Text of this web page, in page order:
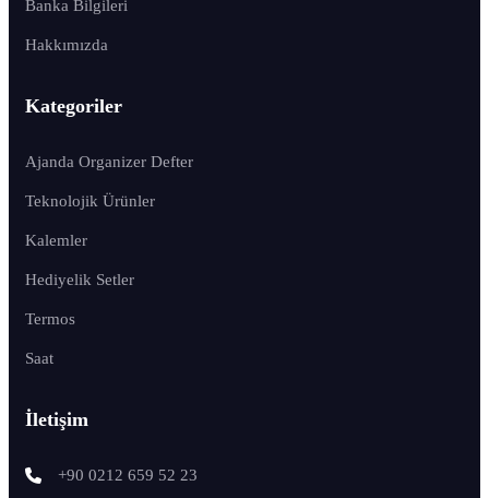
Banka Bilgileri
Hakkımızda
Kategoriler
Ajanda Organizer Defter
Teknolojik Ürünler
Kalemler
Hediyelik Setler
Termos
Saat
İletişim
+90 0212 659 52 23